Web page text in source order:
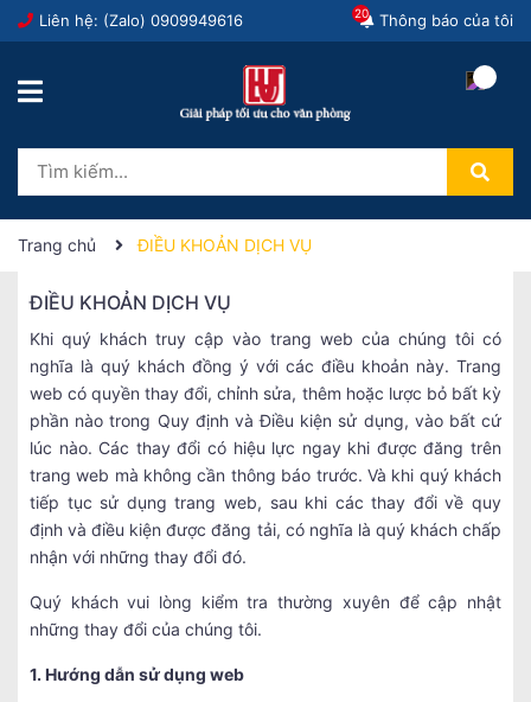
Liên hệ: (Zalo) 0909949616 Thông báo của tôi
20
Trang chủ ĐIỀU KHOẢN DỊCH VỤ
ĐIỀU KHOẢN DỊCH VỤ
Khi quý khách truy cập vào trang web của chúng tôi có
nghĩa là quý khách đồng ý với các điều khoản này. Trang
web có quyền thay đổi, chỉnh sửa, thêm hoặc lược bỏ bất kỳ
phần nào trong Quy định và Điều kiện sử dụng, vào bất cứ
lúc nào. Các thay đổi có hiệu lực ngay khi được đăng trên
trang web mà không cần thông báo trước. Và khi quý khách
tiếp tục sử dụng trang web, sau khi các thay đổi về quy
định và điều kiện được đăng tải, có nghĩa là quý khách chấp
nhận với những thay đổi đó.
Quý khách vui lòng kiểm tra thường xuyên để cập nhật
những thay đổi của chúng tôi.
1. Hướng dẫn sử dụng web